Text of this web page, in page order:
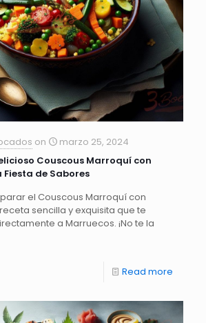
on
marzo 25, 2024
Couscous Marroquí con
Fiesta de Sabores
el Couscous Marroquí con
sencilla y exquisita que te
a Marruecos. ¡No te la
Read more